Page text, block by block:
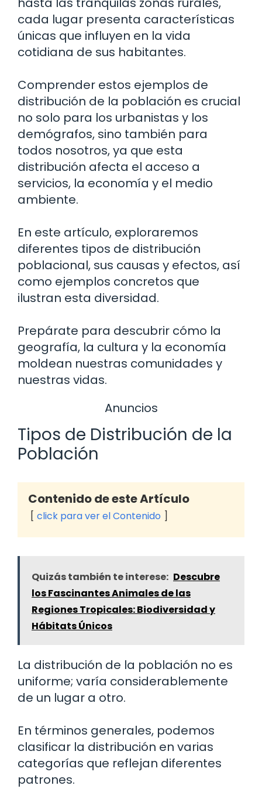
cada lugar presenta características
únicas que influyen en la vida
cotidiana de sus habitantes.
Comprender estos ejemplos de
distribución de la población es crucial
no solo para los urbanistas y los
demógrafos, sino también para
todos nosotros, ya que esta
distribución afecta el acceso a
servicios, la economía y el medio
ambiente.
En este artículo, exploraremos
diferentes tipos de distribución
poblacional, sus causas y efectos, así
como ejemplos concretos que
ilustran esta diversidad.
Prepárate para descubrir cómo la
geografía, la cultura y la economía
moldean nuestras comunidades y
nuestras vidas.
Anuncios
Tipos de Distribución de la
Población
Contenido de este Artículo
click para ver el Contenido
Quizás también te interese: Descubre
los Fascinantes Animales de las
Regiones Tropicales: Biodiversidad y
Hábitats Únicos
La distribución de la población no es
uniforme; varía considerablemente
de un lugar a otro.
En términos generales, podemos
clasificar la distribución en varias
categorías que reflejan diferentes
patrones.